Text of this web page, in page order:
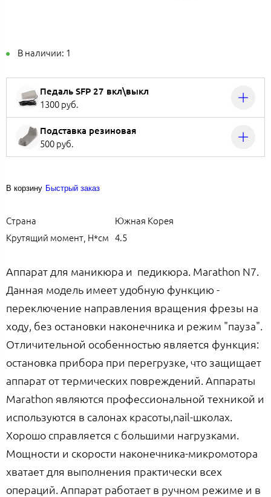
В наличии: 1
Педаль SFP 27 вкл\выкл
1300 руб.
Подставка резиновая
500 руб.
В корзину Быстрый заказ
Страна
Южная Корея
Крутящий момент, Н*см 4.5
Аппарат для маникюра и педикюра. Marathon N7.
Данная модель имеет удобную функцию -
переключение направления вращения фрезы на
ходу, без остановки наконечника и режим "пауза".
Отличительной особенностью является функция:
остановка прибора при перегрузке, что защищает
аппарат от термических повреждений. Аппараты
Marathon являются профессиональной техникой и
используются в салонах красоты,nail-школах.
Хорошо справляется с большими нагрузками.
Мощности и скорости наконечника-микромотора
хватает для выполнения практически всех
операций. Аппарат работает в ручном режиме и в